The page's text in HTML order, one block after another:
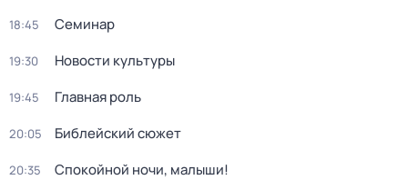
18:45 Семинар
19:30 Новости культуры
19:45 Главная роль
20:05 Библейский сюжет
20:35 Спокойной ночи, малыши!